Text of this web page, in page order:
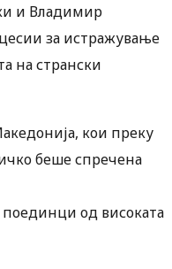
и Владимир
за истражување
на странски
кои преку
беше спречена
поединци од високата